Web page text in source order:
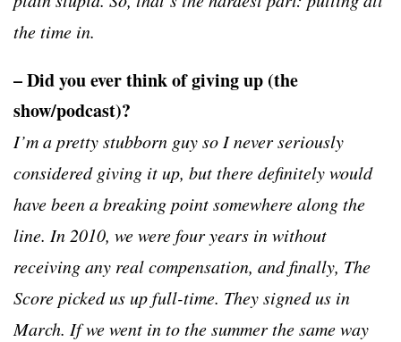
the time in.
– Did you ever think of giving up (the
show/podcast)?
I’m a pretty stubborn guy so I never seriously
considered giving it up, but there definitely would
have been a breaking point somewhere along the
line. In 2010, we were four years in without
receiving any real compensation, and finally, The
Score picked us up full-time. They signed us in
March. If we went in to the summer the same way